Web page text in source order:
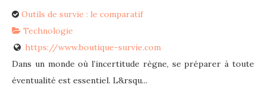
Outils de survie : le comparatif
Technologie
https://www.boutique-survie.com
Dans un monde où l’incertitude règne, se préparer à toute
éventualité est essentiel. L&rsqu...